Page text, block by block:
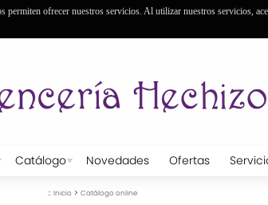
Catálogo Novedades Ofertas
:: Inicio > Catálogo online
permiten ofrecer nuestros servicios. Al utilizar nuestros servicios,